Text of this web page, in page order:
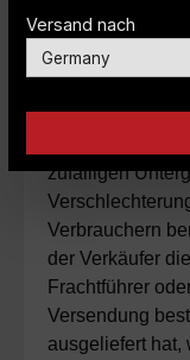
zufälligen
Kunden oder
über.
zufälligen
Verbrauchern
der Verkäufer
Frachtführer
Versendung
ausgeliefert hat,
Versand nach